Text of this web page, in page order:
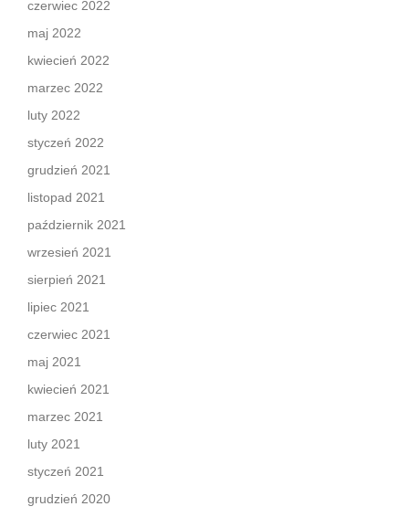
czerwiec 2022
maj 2022
kwiecień 2022
marzec 2022
luty 2022
styczeń 2022
grudzień 2021
listopad 2021
październik 2021
wrzesień 2021
sierpień 2021
lipiec 2021
czerwiec 2021
maj 2021
kwiecień 2021
marzec 2021
luty 2021
styczeń 2021
grudzień 2020